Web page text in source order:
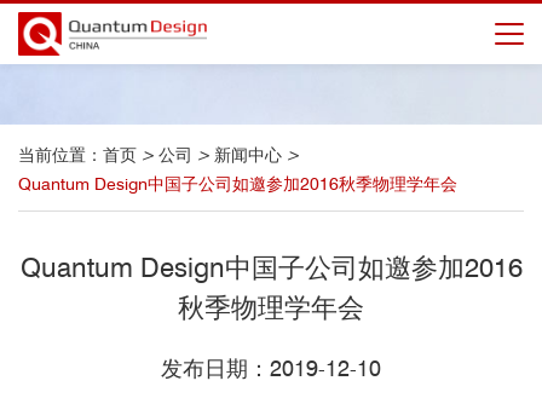
当前位置： 首页 > 公司 > 新闻中心 >
Quantum Design中国子公司如邀参加2016秋季物理学年会
Quantum Design中国子公司如邀参加2016
秋季物理学年会
发布日期：2019-12-10